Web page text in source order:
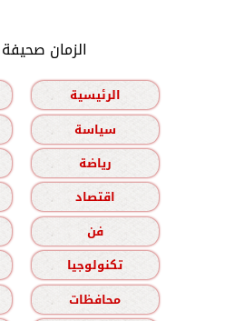
الزمان
الرئيسية
سياسة
رياضة
اقتصاد
فن
تكنولوجيا
محافظات